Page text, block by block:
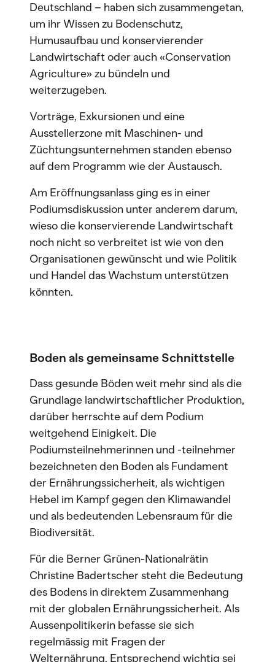
Deutschland – haben sich zusammengetan,
um ihr Wissen zu Bodenschutz,
Humusaufbau und konservierender
Landwirtschaft oder auch «Conservation
Agriculture» zu bündeln und
weiterzugeben.
Vorträge, Exkursionen und eine
Ausstellerzone mit Maschinen- und
Züchtungsunternehmen standen ebenso
auf dem Programm wie der Austausch.
Am Eröffnungsanlass ging es in einer
Podiumsdiskussion unter anderem darum,
wieso die konservierende Landwirtschaft
noch nicht so verbreitet ist wie von den
Organisationen gewünscht und wie Politik
und Handel das Wachstum unterstützen
könnten.
Boden als gemeinsame Schnittstelle
Dass gesunde Böden weit mehr sind als die
Grundlage landwirtschaftlicher Produktion,
darüber herrschte auf dem Podium
weitgehend Einigkeit. Die
Podiumsteilnehmerinnen und -teilnehmer
bezeichneten den Boden als Fundament
der Ernährungssicherheit, als wichtigen
Hebel im Kampf gegen den Klimawandel
und als bedeutenden Lebensraum für die
Biodiversität.
Für die Berner Grünen-Nationalrätin
Christine Badertscher steht die Bedeutung
des Bodens in direktem Zusammenhang
mit der globalen Ernährungssicherheit. Als
Aussenpolitikerin befasse sie sich
regelmässig mit Fragen der
Welternährung. Entsprechend wichtig sei